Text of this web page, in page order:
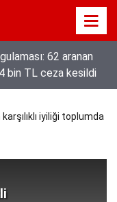
62 aranan
bin TL ceza kesildi
karşılıklı iyiliği toplumda